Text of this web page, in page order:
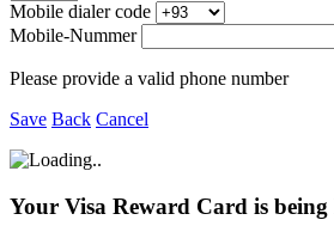
Mobile dialer code
Mobile-Nummer
Please provide a valid phone number
Save Back Cancel
Your Visa Reward Card is being